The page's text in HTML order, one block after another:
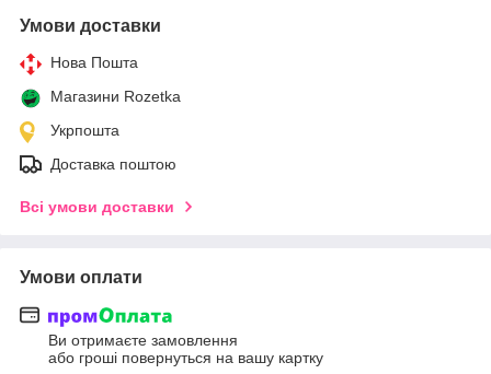
Умови доставки
Нова Пошта
Магазини Rozetka
Укрпошта
Доставка поштою
Всі умови доставки
Умови оплати
Ви отримаєте замовлення
або гроші повернуться на вашу картку